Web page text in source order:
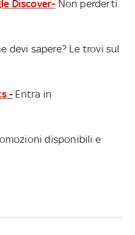
Discover- Non perderti
devi sapere? Le trovi sul
- Entra in
disponibili e